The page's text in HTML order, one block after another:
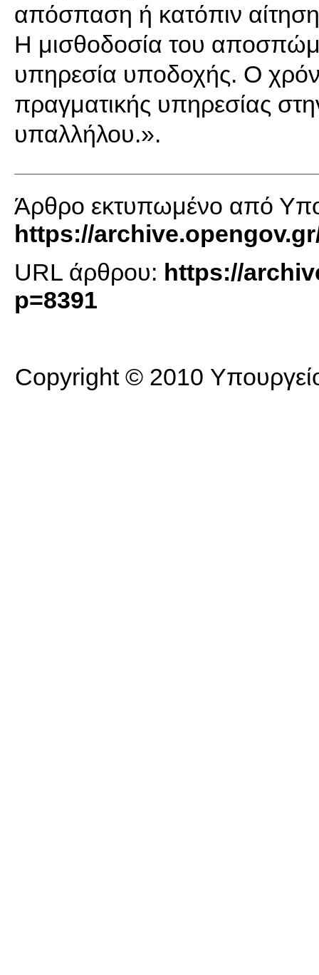
απόσπαση ή κατόπιν
Η μισθοδοσία του
υπηρεσία υποδοχής. Ο
πραγματικής υπηρεσίας
υπαλλήλου.».
Άρθρο εκτυπωμένο από
https://
URL άρθρου: https://
p=8391
Copyright © 2010